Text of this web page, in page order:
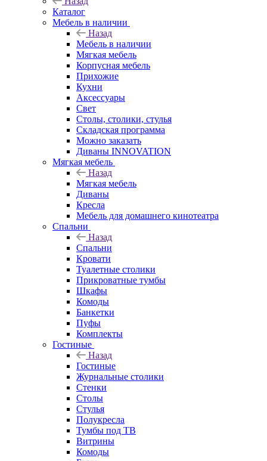
Каталог
Мебель в наличии
Назад
Мебель в наличии
Мягкая мебель
Корпусная мебель
Прихожие
Кухни
Аксессуары
Свет
Столы, столики, стулья
Складская программа
Можно заказать
Диваны INNOVATION
Мягкая мебель
Назад
Мягкая мебель
Диваны
Кресла
Мебель для домашнего кинотеатра
Спальни
Назад
Спальни
Кровати
Туалетные столики
Прикроватные тумбы
Шкафы
Комоды
Банкетки
Пуфы
Комплекты
Гостиные
Назад
Гостиные
Журнальные столики
Стенки
Столы
Стулья
Полукресла
Тумбы под ТВ
Витрины
Комоды